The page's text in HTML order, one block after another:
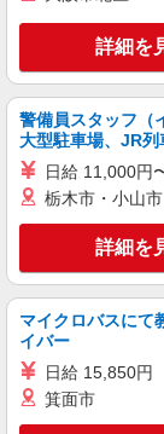
詳細を
警備員スタッフ（
大型駐車場、JR列
日給 11,000円
栃木市・小山
詳細を
マイクロバスにて
イバー
日給 15,850円
箕面市